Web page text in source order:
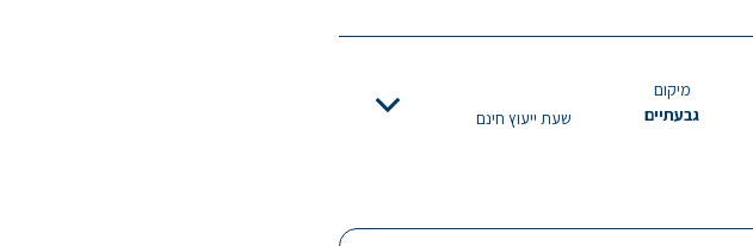
מיקום
גבעתיים
שעת ייעוץ חינם